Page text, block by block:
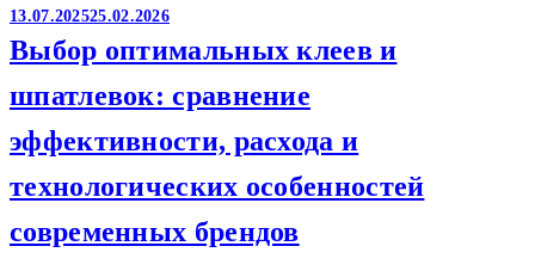
13.07.202525.02.2026
Выбор оптимальных клеев и
шпатлевок: сравнение
эффективности, расхода и
технологических особенностей
современных брендов